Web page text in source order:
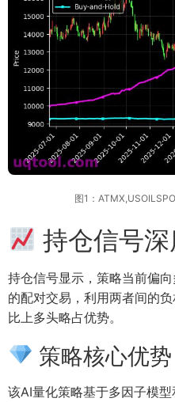
图1：
持仓信号
持仓信号显示，策略当前偏
的配对交易，利用两者间的
比上多头略占优势。
策略核心优势
该AI量化策略基于多因子模